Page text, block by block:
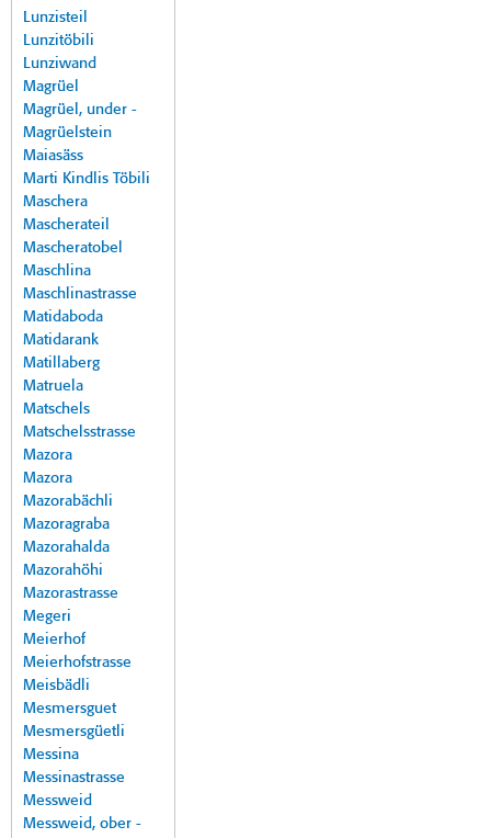
Lunzisteil
Lunzitöbili
Lunziwand
Magrüel
Magrüel, under -
Magrüelstein
Maiasäss
Marti Kindlis Töbili
Maschera
Mascherateil
Mascheratobel
Maschlina
Maschlinastrasse
Matidaboda
Matidarank
Matillaberg
Matruela
Matschels
Matschelsstrasse
Mazora
Mazora
Mazorabächli
Mazoragraba
Mazorahalda
Mazorahöhi
Mazorastrasse
Megeri
Meierhof
Meierhofstrasse
Meisbädli
Mesmersguet
Mesmersgüetli
Messina
Messinastrasse
Messweid
Messweid, ober -